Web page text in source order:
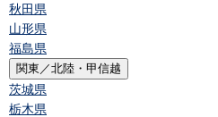
秋田県
山形県
福島県
関東／北陸・甲信越
茨城県
栃木県